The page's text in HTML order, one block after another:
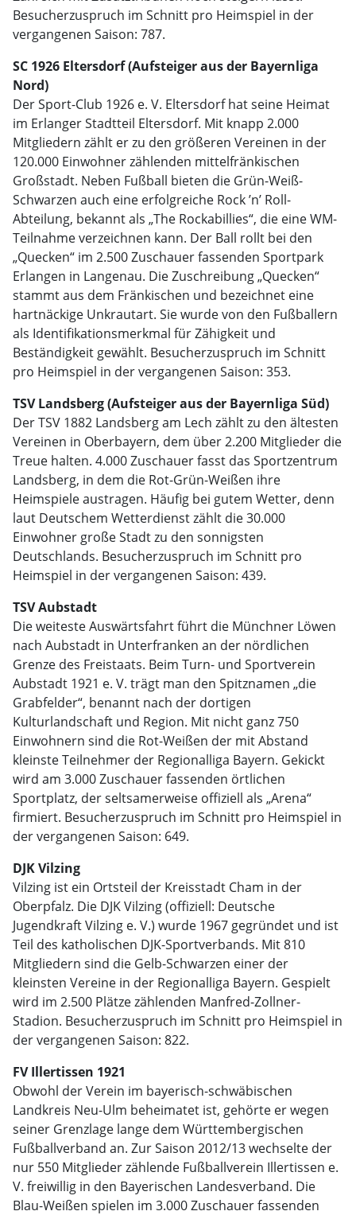
Besucherzuspruch im Schnitt pro Heimspiel in der
vergangenen Saison: 787.
SC 1926 Eltersdorf (Aufsteiger aus der Bayernliga
Nord)
Der Sport-Club 1926 e. V. Eltersdorf hat seine Heimat
im Erlanger Stadtteil Eltersdorf. Mit knapp 2.000
Mitgliedern zählt er zu den größeren Vereinen in der
120.000 Einwohner zählenden mittelfränkischen
Großstadt. Neben Fußball bieten die Grün-Weiß-
Schwarzen auch eine erfolgreiche Rock ’n’ Roll-
Abteilung, bekannt als „The Rockabillies“, die eine WM-
Teilnahme verzeichnen kann. Der Ball rollt bei den
„Quecken“ im 2.500 Zuschauer fassenden Sportpark
Erlangen in Langenau. Die Zuschreibung „Quecken“
stammt aus dem Fränkischen und bezeichnet eine
hartnäckige Unkrautart. Sie wurde von den Fußballern
als Identifikationsmerkmal für Zähigkeit und
Beständigkeit gewählt. Besucherzuspruch im Schnitt
pro Heimspiel in der vergangenen Saison: 353.
TSV Landsberg (Aufsteiger aus der Bayernliga Süd)
Der TSV 1882 Landsberg am Lech zählt zu den ältesten
Vereinen in Oberbayern, dem über 2.200 Mitglieder die
Treue halten. 4.000 Zuschauer fasst das Sportzentrum
Landsberg, in dem die Rot-Grün-Weißen ihre
Heimspiele austragen. Häufig bei gutem Wetter, denn
laut Deutschem Wetterdienst zählt die 30.000
Einwohner große Stadt zu den sonnigsten
Deutschlands. Besucherzuspruch im Schnitt pro
Heimspiel in der vergangenen Saison: 439.
TSV Aubstadt
Die weiteste Auswärtsfahrt führt die Münchner Löwen
nach Aubstadt in Unterfranken an der nördlichen
Grenze des Freistaats. Beim Turn- und Sportverein
Aubstadt 1921 e. V. trägt man den Spitznamen „die
Grabfelder“, benannt nach der dortigen
Kulturlandschaft und Region. Mit nicht ganz 750
Einwohnern sind die Rot-Weißen der mit Abstand
kleinste Teilnehmer der Regionalliga Bayern. Gekickt
wird am 3.000 Zuschauer fassenden örtlichen
Sportplatz, der seltsamerweise offiziell als „Arena“
firmiert. Besucherzuspruch im Schnitt pro Heimspiel in
der vergangenen Saison: 649.
DJK Vilzing
Vilzing ist ein Ortsteil der Kreisstadt Cham in der
Oberpfalz. Die DJK Vilzing (offiziell: Deutsche
Jugendkraft Vilzing e. V.) wurde 1967 gegründet und ist
Teil des katholischen DJK-Sportverbands. Mit 810
Mitgliedern sind die Gelb-Schwarzen einer der
kleinsten Vereine in der Regionalliga Bayern. Gespielt
wird im 2.500 Plätze zählenden Manfred-Zollner-
Stadion. Besucherzuspruch im Schnitt pro Heimspiel in
der vergangenen Saison: 822.
FV Illertissen 1921
Obwohl der Verein im bayerisch-schwäbischen
Landkreis Neu-Ulm beheimatet ist, gehörte er wegen
seiner Grenzlage lange dem Württembergischen
Fußballverband an. Zur Saison 2012/13 wechselte der
nur 550 Mitglieder zählende Fußballverein Illertissen e.
V. freiwillig in den Bayerischen Landesverband. Die
Blau-Weißen spielen im 3.000 Zuschauer fassenden